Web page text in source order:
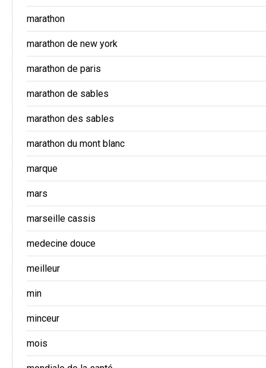
marathon
marathon de new york
marathon de paris
marathon de sables
marathon des sables
marathon du mont blanc
marque
mars
marseille cassis
medecine douce
meilleur
min
minceur
mois